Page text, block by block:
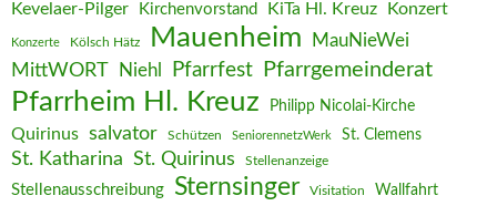
Kevelaer-Pilger Kirchenvorstand KiTa Hl. Kreuz Konzert
Konzerte Kölsch Hätz Mauenheim MauNieWei
MittWORT Niehl Pfarrfest Pfarrgemeinderat
Pfarrheim Hl. Kreuz Philipp Nicolai-Kirche
Quirinus salvator Schützen SeniorennetzWerk St. Clemens
St. Katharina St. Quirinus Stellenanzeige
Stellenausschreibung Sternsinger Visitation Wallfahrt